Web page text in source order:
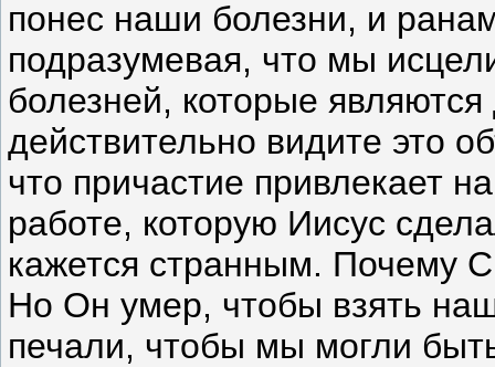
понес наши болезни, и
подразумевая, что мы
болезней, которые
действительно видите это
что причастие привлекает
работе, которую Иисус
кажется странным. Почему
Но Он умер, чтобы взять
печали, чтобы мы могли